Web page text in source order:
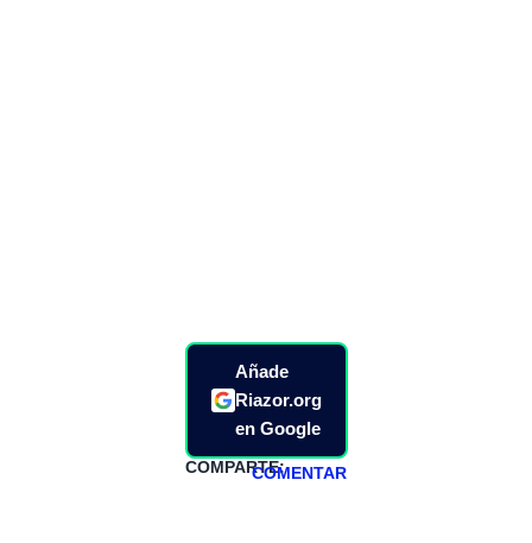
Añade
Riazor.org
en Google
COMPARTE:COMENTAR